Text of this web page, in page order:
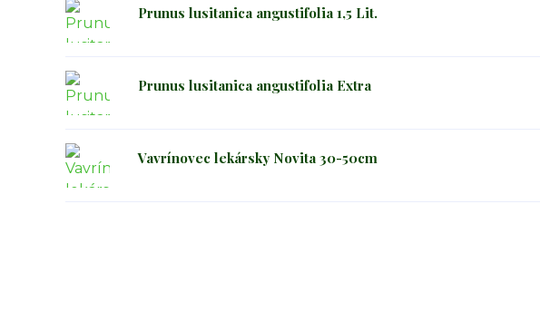
Prunus lusitanica angustifolia 1,5 Lit.
Prunus lusitanica angustifolia Extra
Vavrínovec lekársky Novita 30-50cm